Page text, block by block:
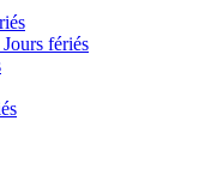
fériés